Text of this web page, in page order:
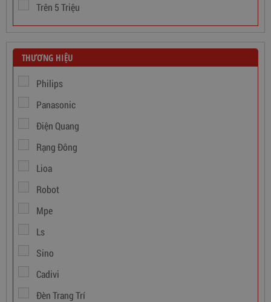
346,000
Trên 5 Triệu
THƯƠNG HIỆU
Philips
Panasonic
Điện Quang
Rạng Đông
Lioa
Robot
Mpe
Ls
Sino
Cadivi
Đèn Trang Trí